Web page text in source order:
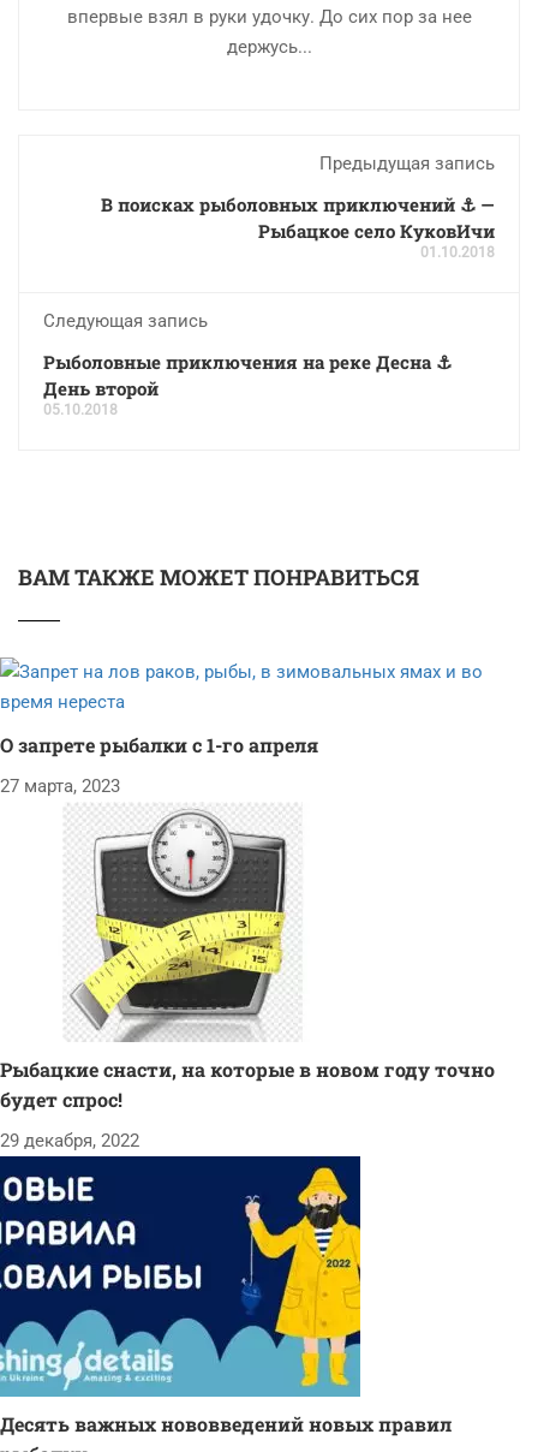
впервые взял в руки удочку. До сих пор за нее
держусь...
Предыдущая запись
В поисках рыболовных приключений ⚓ —
Рыбацкое село КуковИчи
01.10.2018
Следующая запись
Рыболовные приключения на реке Десна ⚓
День второй
05.10.2018
ВАМ ТАКЖЕ МОЖЕТ ПОНРАВИТЬСЯ
О запрете рыбалки с 1-го апреля
27 марта, 2023
Рыбацкие снасти, на которые в новом году точно
будет спрос!
29 декабря, 2022
Десять важных нововведений новых правил